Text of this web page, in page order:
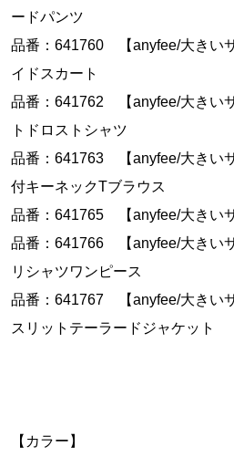
ードパンツ
品番：641760 【anyfee/大きい
イドスカート
品番：641762 【anyfee/大きい
トドロストシャツ
品番：641763 【anyfee/大きい
付キーネックTブラウス
品番：641765 【anyfee/大きい
品番：641766 【anyfee/大きい
リシャツワンピース
品番：641767 【anyfee/大きい
スリットテーラードジャケット
【カラー】